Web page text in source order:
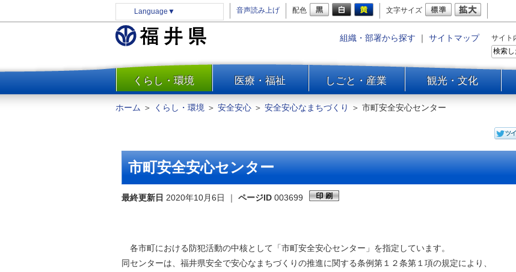
Language ▼ 音声読み上げ 配色 文字サイズ
組織・部署から探す ｜ サイトマップ サイト
一覧
くらし・環境 医療・福祉 しごと・産業 観光・文化
防災
水道・エネルギー
住まい・土地
環境問題・廃棄物対策・リサ
イクル
交通・道路
河川・砂防・港湾
ホーム ＞ くらし・環境 ＞ 安全安心 ＞ 安全安心なまちづくり ＞ 市町安全安心センター
市町安全安心センター
最終更新日 2020年10月6日 ｜ ページID 003699
各市町における防犯活動の中核として「市町安全安心センター」を指定しています。
同センターは、福井県安全で安心なまちづくりの推進に関する条例第１２条第１項の規定により、